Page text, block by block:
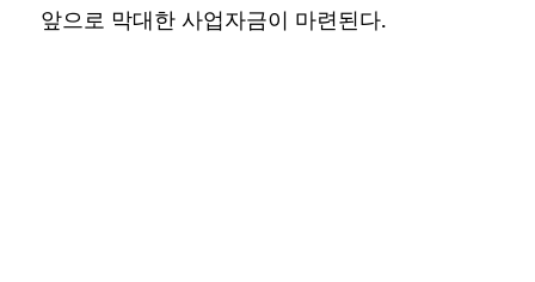
앞으로 막대한 사업자금이 마련된다.